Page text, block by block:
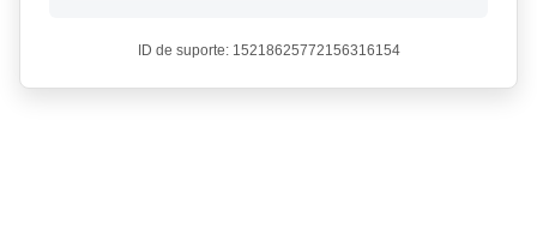
ID de suporte: 15218625772156316154